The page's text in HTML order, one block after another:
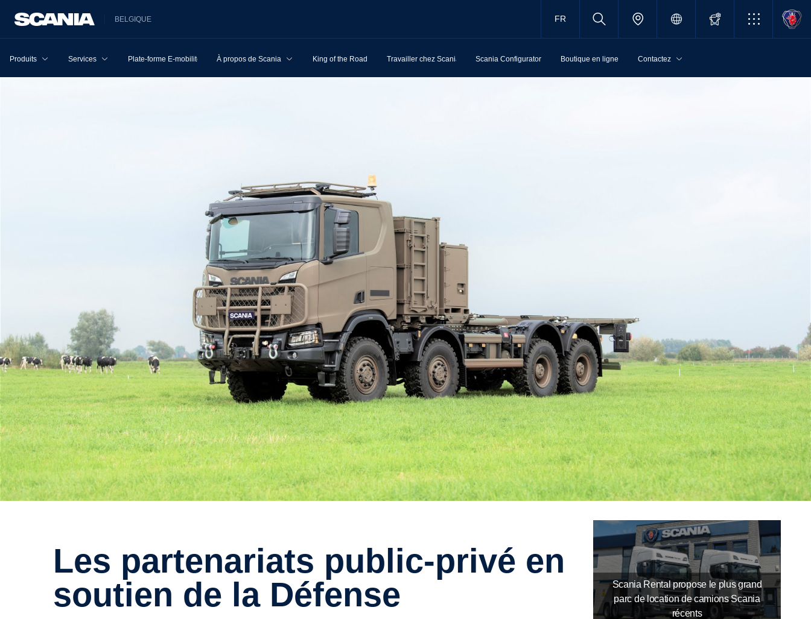
BELGIQUE FR
Produits Services Plate-forme E-mobilité À propos de Scania King of the Road Travailler chez Scania Scania Configurator Boutique en ligne Contactez
Les partenariats public-privé en
soutien de la Défense
Scania Rental propose le plus grand
parc de location de camions Scania
récents